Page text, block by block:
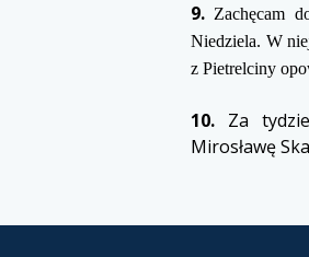
9. Zachęcam
Niedziela. W
z Pietrelciny
10. Za
Mirosławę